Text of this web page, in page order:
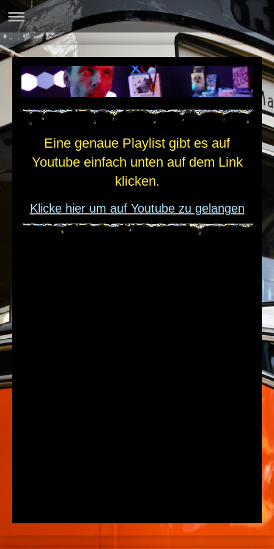
Eine genaue Playlist gibt es auf
Youtube einfach unten auf dem Link
klicken.
Klicke hier um auf Youtube zu gelangen